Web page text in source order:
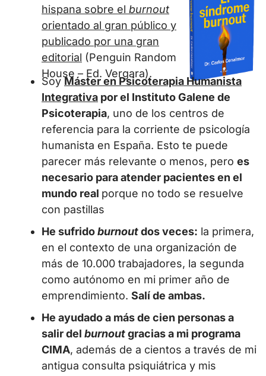
hispana sobre el burnout
orientado al gran público y
publicado por una gran
editorial (Penguin Random
House – Ed. Vergara).
SoyMáster en Psicoterapia Humanista
Integrativa por el Instituto Galene de
Psicoterapia, uno de los centros de
referencia para la corriente de psicología
humanista en España. Esto te puede
parecer más relevante o menos, pero es
necesario para atender pacientes en el
mundo real porque no todo se resuelve
con pastillas
He sufridoburnoutdos veces: la primera,
en el contexto de una organización de
más de 10.000 trabajadores, la segunda
como autónomo en mi primer año de
emprendimiento. Salí de ambas.
He ayudado a más de cien personas a
salir del burnoutgracias a mi programa
CIMA, además de a cientos a través de mi
antigua consulta psiquiátrica y mis